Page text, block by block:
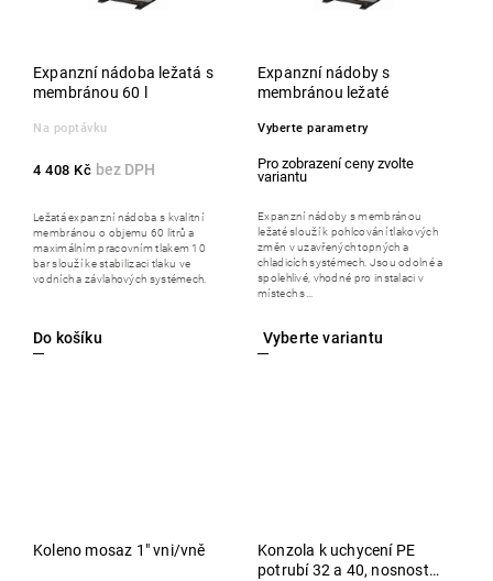
Expanzní nádoba ležatá s
membránou 60 l
Na poptávku
4 408 Kč
Do košíku
Ležatá expanzní nádoba s kvalitní
membránou o objemu 60 litrů a
maximálním pracovním tlakem 10
bar slouží ke stabilizaci tlaku ve
vodních a závlahových systémech.
Expanzní nádoby s
membránou ležaté
Vyberte parametry
Expanzní nádoby s membránou
ležaté slouží k pohlcování tlakových
změn v uzavřených topných a
chladicích systémech. Jsou odolné a
spolehlivé, vhodné pro instalaci v
místech s...
Koleno mosaz 1" vni/vně
Konzola k uchycení PE
potrubí 32 a 40, nosnost